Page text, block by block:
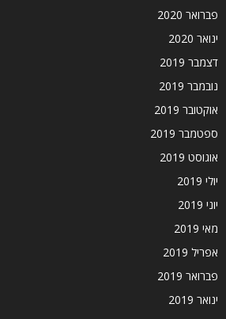
פברואר 2020
ינואר 2020
דצמבר 2019
נובמבר 2019
אוקטובר 2019
ספטמבר 2019
אוגוסט 2019
יולי 2019
יוני 2019
מאי 2019
אפריל 2019
פברואר 2019
ינואר 2019